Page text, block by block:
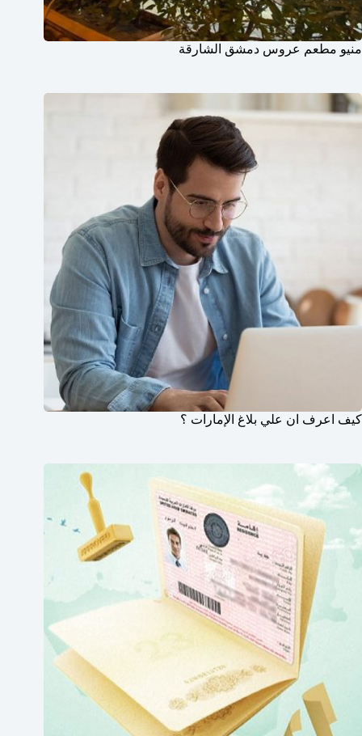
منيو مطعم عروس دمشق الشارقة
كيف اعرف ان علي بلاغ الإمارات ؟